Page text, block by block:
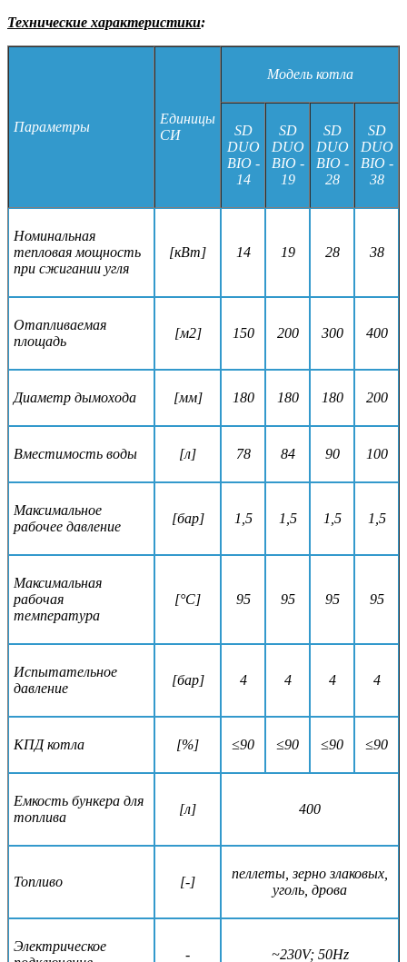
Технические характеристики:
Параметры
Единицы
СИ
Модель котла
SD
DUO
BIO -
14
SD
DUO
BIO -
19
SD
DUO
BIO -
28
SD
DUO
BIO -
38
Номинальная
тепловая мощность
при сжигании угля
[кВт] 14 19 28 38
Отапливаемая
площадь
[м2] 150 200 300 400
Диаметр дымохода [мм] 180 180 180 200
Вместимость воды [л] 78 84 90 100
Максимальное
рабочее давление
[бар] 1,5 1,5 1,5 1,5
Максимальная
рабочая
температура
[°C] 95 95 95 95
Испытательное
давление
[бар] 4 4 4 4
КПД котла [%] ≤90 ≤90 ≤90 ≤90
Емкость бункера для
топлива
[л] 400
Топливо [-]
пеллеты, зерно злаковых,
уголь, дрова
Электрическое
- ~230V; 50Hz